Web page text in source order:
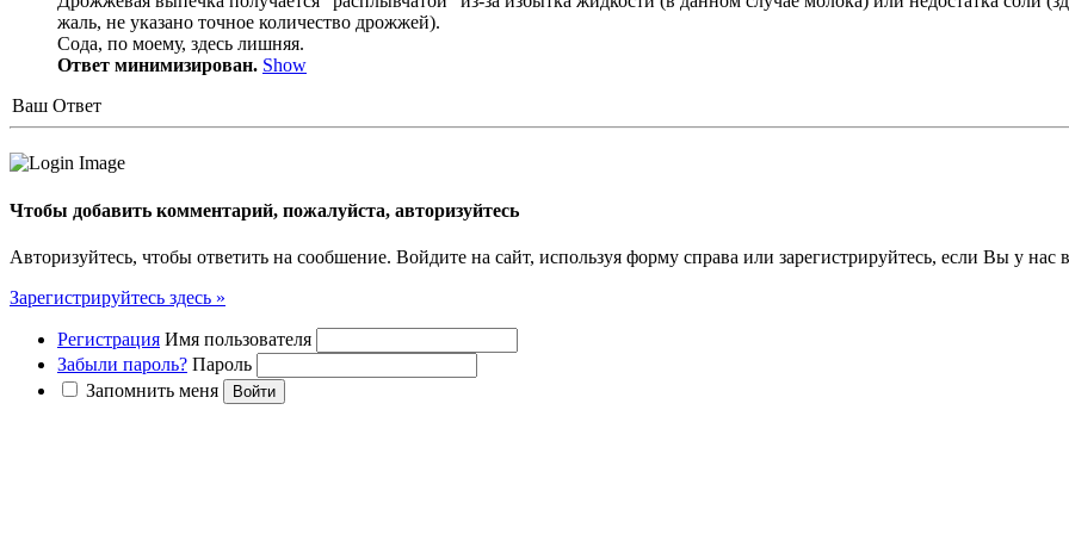
жаль, не указано точное количество дрожжей).
Сода, по моему, здесь лишняя.
Ответ минимизирован. Show
Ваш Ответ
Чтобы добавить комментарий, пожалуйста, авторизуйтесь
Авторизуйтесь, чтобы ответить на сообшение. Войдите на сайт, используя форму справа или зарегистрируйтесь, если Вы у нас
Зарегистрируйтесь здесь »
Регистрация Имя пользователя
Забыли пароль? Пароль
Запомнить меня